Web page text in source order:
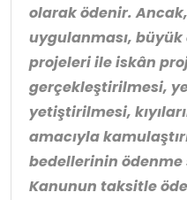
olarak ödenir.
uygulanması,
projeleri ile iskân
gerçekleştirilmesi,
yetiştirilmesi,
amacıyla
bedellerinin
Kanunun taksitle